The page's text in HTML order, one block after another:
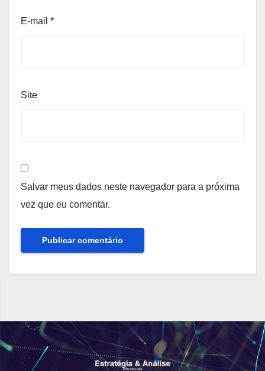
E-mail *
Site
Salvar meus dados neste navegador para a próxima
vez que eu comentar.